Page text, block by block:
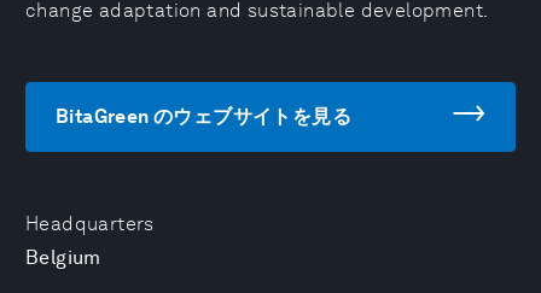
Headquarters
Belgium
change adaptation and sustainable development.
BitaGreen のウェブサイトを見る